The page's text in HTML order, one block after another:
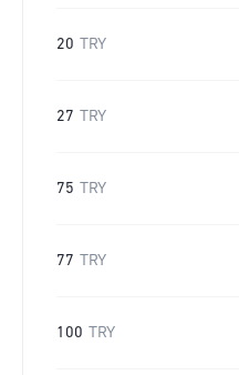
20 TRY
27 TRY
75 TRY
77 TRY
100 TRY